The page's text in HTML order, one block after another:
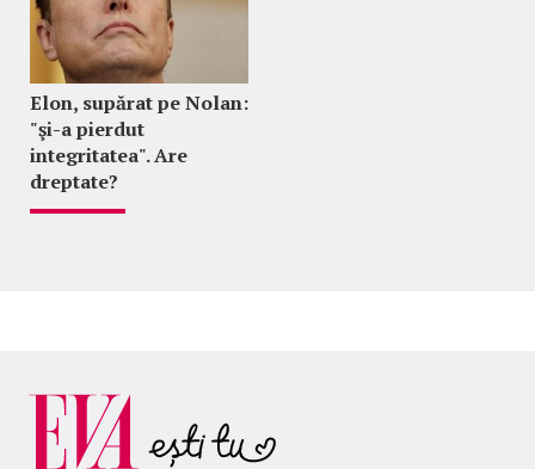
Elon, supărat pe Nolan:
"şi-a pierdut
integritatea". Are
dreptate?